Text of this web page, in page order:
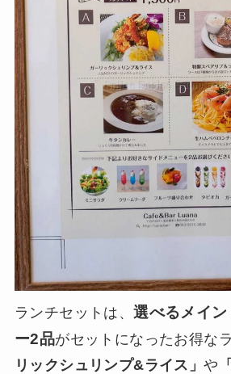
ランチセットは、選べるメイ
ー2品がセットになったお得な
リックシュリンプ&ライス」や